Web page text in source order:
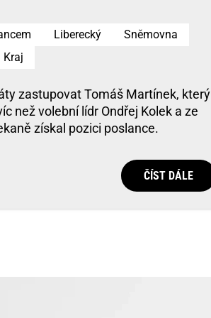
Liberecký
Sněmovna
Kraj
zastupovat Tomáš Martínek, který
než volební lídr Ondřej Kolek a ze
získal pozici poslance.
ČÍST DÁLE